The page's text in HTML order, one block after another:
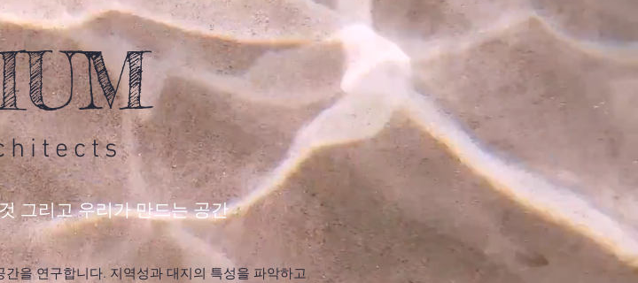
그리고 우리가 만드는 공간
을 연구합니다. 지역성과 대지의 특성을 파악하고